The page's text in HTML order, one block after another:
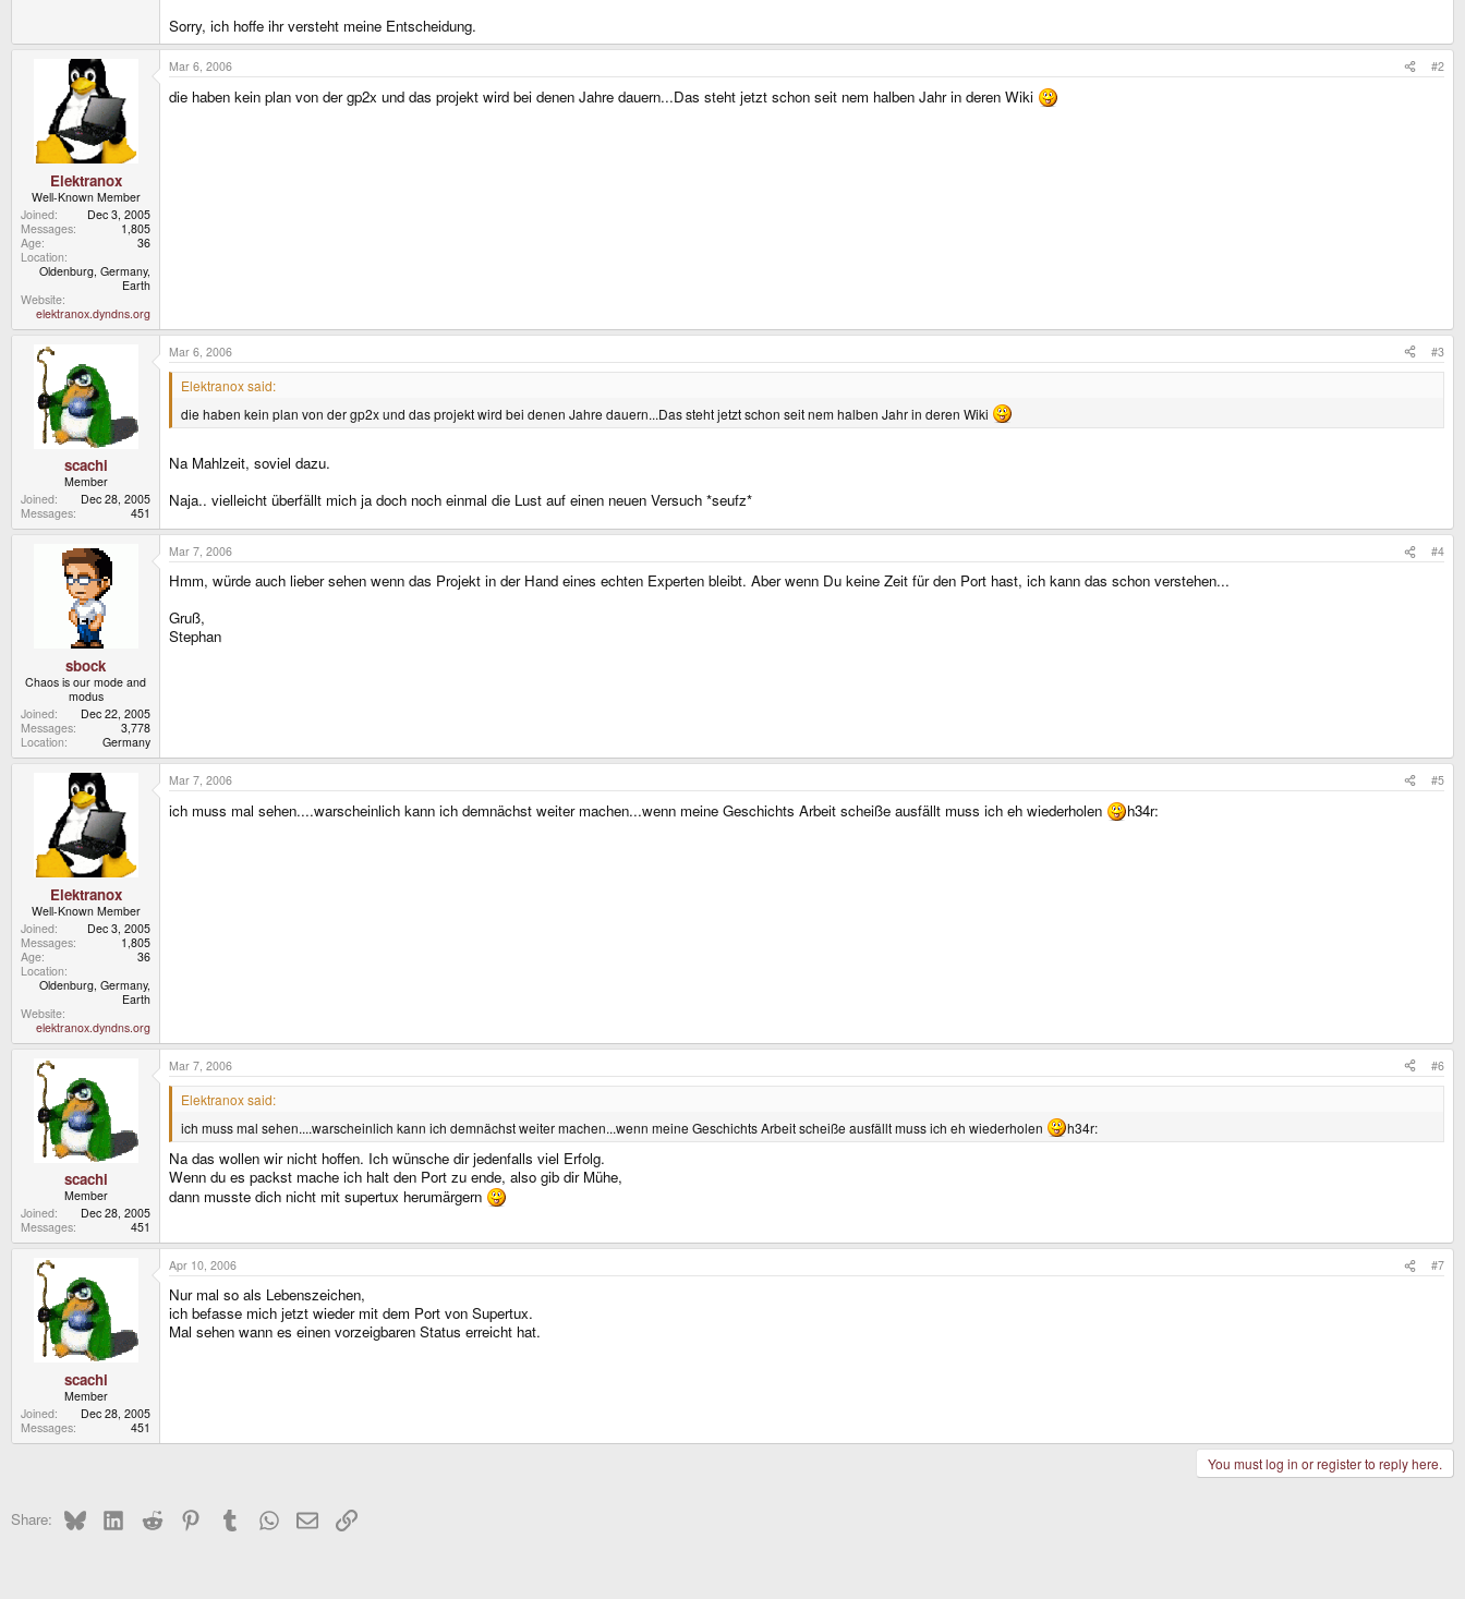
Sorry, ich hoffe ihr versteht meine Entscheidung.
Elektranox
Well-Known Member
Joined
Dec 3, 2005
Messages
1,805
Age
36
Location
Oldenburg, Germany,
Earth
Website
elektranox.dyndns.org
Mar 6, 2006 #2
die haben kein plan von der gp2x und das projekt wird bei denen Jahre dauern...Das steht jetzt schon seit nem halben Jahr in deren Wiki
scachi
Member
Joined
Dec 28, 2005
Messages
451
Mar 6, 2006 #3
Elektranox said:
die haben kein plan von der gp2x und das projekt wird bei denen Jahre dauern...Das steht jetzt schon seit nem halben Jahr in deren Wiki
Na Mahlzeit, soviel dazu.
Naja.. vielleicht überfällt mich ja doch noch einmal die Lust auf einen neuen Versuch *seufz*
sbock
Chaos is our mode and
modus
Joined
Dec 22, 2005
Messages
3,778
Location
Germany
Mar 7, 2006 #4
Hmm, würde auch lieber sehen wenn das Projekt in der Hand eines echten Experten bleibt. Aber wenn Du keine Zeit für den Port hast, ich kann das schon verstehen...
Gruß,
Stephan
Elektranox
Well-Known Member
Joined
Dec 3, 2005
Messages
1,805
Age
36
Location
Oldenburg, Germany,
Earth
Website
elektranox.dyndns.org
Mar 7, 2006 #5
ich muss mal sehen....warscheinlich kann ich demnächst weiter machen...wenn meine Geschichts Arbeit scheiße ausfällt muss ich eh wiederholen h34r:
scachi
Member
Joined
Dec 28, 2005
Messages
451
Mar 7, 2006 #6
Elektranox said:
ich muss mal sehen....warscheinlich kann ich demnächst weiter machen...wenn meine Geschichts Arbeit scheiße ausfällt muss ich eh wiederholen
h34r:
Na das wollen wir nicht hoffen. Ich wünsche dir jedenfalls viel Erfolg.
Wenn du es packst mache ich halt den Port zu ende, also gib dir Mühe,
dann musste dich nicht mit supertux herumärgern
scachi
Member
Joined
Dec 28, 2005
Messages
451
Apr 10, 2006 #7
Nur mal so als Lebenszeichen,
ich befasse mich jetzt wieder mit dem Port von Supertux.
Mal sehen wann es einen vorzeigbaren Status erreicht hat.
You must log in or register to reply here.
Share: Bluesky LinkedInReddit PinterestTumblrWhatsApp
EmailLink